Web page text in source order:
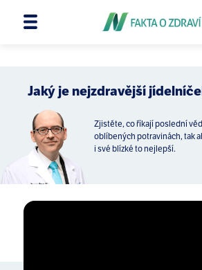
Jaký je nejzdravější
Zjistěte, co říkají poslední
oblíbených potravinách, tak
i své blízké to nejlepší.